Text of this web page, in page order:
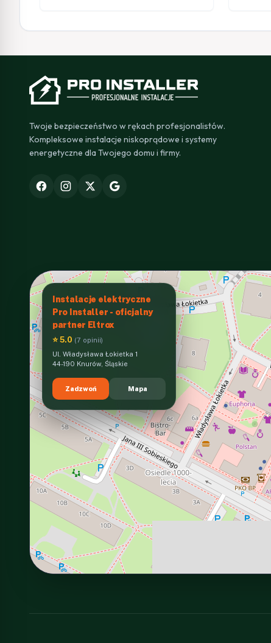
Twoje bezpieczeństwo w rękach profesjonalistów.
Kompleksowe instalacje niskoprądowe i systemy
energetyczne dla Twojego domu i firmy.
Instalacje elektryczne
Pro Installer - oficjalny
partner Eltrox
⭐ 5.0 (7 opinii)
Ul. Władysława Łokietka 1
44-190 Knurów, Śląskie
Zadzwoń Mapa